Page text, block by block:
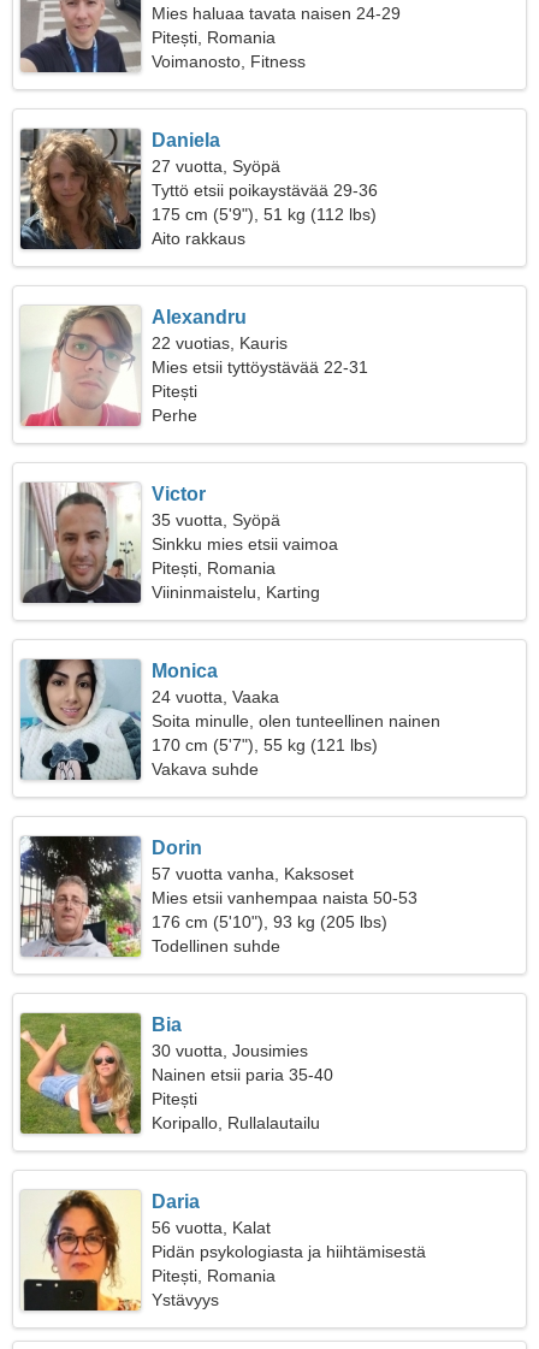
Mies haluaa tavata naisen 24-29
Pitești, Romania
Voimanosto, Fitness
Daniela
27 vuotta, Syöpä
Tyttö etsii poikaystävää 29-36
175 cm (5'9"), 51 kg (112 lbs)
Aito rakkaus
Alexandru
22 vuotias, Kauris
Mies etsii tyttöystävää 22-31
Pitești
Perhe
Victor
35 vuotta, Syöpä
Sinkku mies etsii vaimoa
Pitești, Romania
Viininmaistelu, Karting
Monica
24 vuotta, Vaaka
Soita minulle, olen tunteellinen nainen
170 cm (5'7"), 55 kg (121 lbs)
Vakava suhde
Dorin
57 vuotta vanha, Kaksoset
Mies etsii vanhempaa naista 50-53
176 cm (5'10"), 93 kg (205 lbs)
Todellinen suhde
Bia
30 vuotta, Jousimies
Nainen etsii paria 35-40
Pitești
Koripallo, Rullalautailu
Daria
56 vuotta, Kalat
Pidän psykologiasta ja hiihtämisestä
Pitești, Romania
Ystävyys